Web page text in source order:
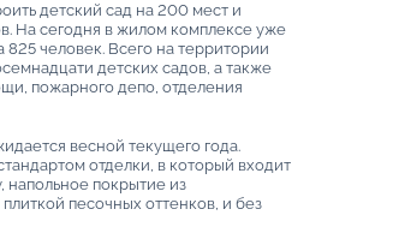
детский сад на 200 мест и
На сегодня в жилом комплексе уже
человек. Всего на территории
детских садов, а также
пожарного депо, отделения
весной текущего года.
отделки, в который входит
напольное покрытие из
песочных оттенков, и без